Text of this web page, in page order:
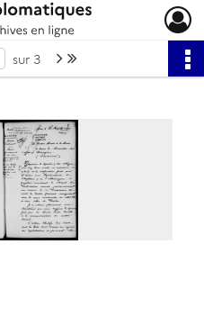
sur 3 Page suivante : 1/3